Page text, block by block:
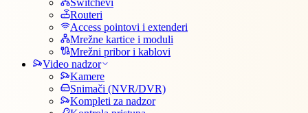
Switchevi
Routeri
Access pointovi i extenderi
Mrežne kartice i moduli
Mrežni pribor i kablovi
Video nadzor
Kamere
Snimači (NVR/DVR)
Kompleti za nadzor